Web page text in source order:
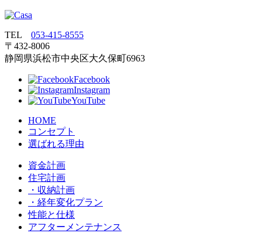
TEL 053‐415‐8555
〒432‐8006
静岡県浜松市中央区大久保町6963
Facebook
Instagram
YouTube
HOME
コンセプト
選ばれる理由
資金計画
住宅計画
・収納計画
・経年変化プラン
性能と仕様
アフターメンテナンス